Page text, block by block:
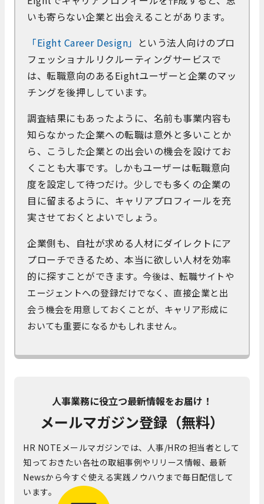
いも寄らない企業と出会えることがあります。
「Eight Career Design」 という法人向けのプロ
フェッショナルリクルーティングサービスで
は、転職意向のあるEightユーザーと企業のマッ
チングを後押ししています。
調査結果にもあったように、名前も事業内容も
知らなかった企業への転職は意外と多いことか
ら、こうした企業との出会いの機会を設けてお
くことも大事です。しかもユーザーは転職意向
度を設定して待つだけ。少しでも多くの企業の
目に留まるように、キャリアプロフィールを充
実させておくとよいでしょう。
企業側も、自社が求める人材にダイレクトにア
プローチできるため、本当に欲しい人材を効率
的に探すことができます。 今後は、転職サイトや
エージェントへの登録だけでなく、直接企業と出
会う機会を用意しておくことが、キャリア形成に
おいても重要になるかもしれません。
人事業務に役立つ最新情報をお届け！
メールマガジン登録（無料）
HR NOTEメールマガジンでは、人事/HRの担当者として
知っておきたい各社の取組事例やリリース情報、最新
Newsから今すぐ使える実践ノウハウまで毎日配信して
います。